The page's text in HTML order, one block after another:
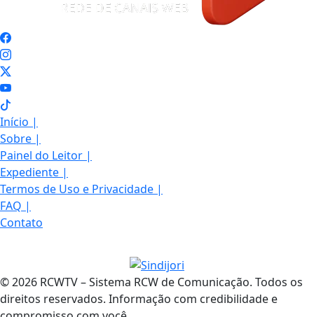
Início |
Sobre |
Painel do Leitor |
Expediente |
Termos de Uso e Privacidade |
FAQ |
Contato
© 2026 RCWTV – Sistema RCW de Comunicação. Todos os
direitos reservados. Informação com credibilidade e